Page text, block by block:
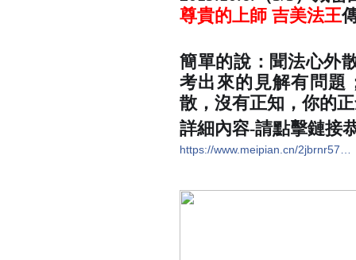
尊貴的上師 吉美法王
簡單的說：聞法心外
考出來的見解有問題
散，沒有正知，你的
詳細內容-請點擊鏈接
https://www.meipian.cn/2jbrnr57…